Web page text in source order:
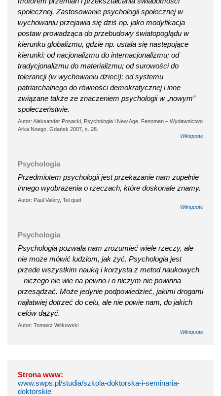
społecznej. Zastosowanie psychologii społecznej w
wychowaniu przejawia się dziś np. jako modyfikacja
postaw prowadząca do przebudowy światopoglądu w
kierunku globalizmu, gdzie np. ustala się następujące
kierunki: od nacjonalizmu do internacjonalizmu; od
tradycjonalizmu do materializmu; od surowości do
tolerancji (w wychowaniu dzieci); od systemu
patriarchalnego do równości demokratycznej i inne
związane także ze znaczeniem psychologii w „nowym”
społeczeństwie.
Autor: Aleksander Posacki, Psychologia i New Age, Fenomen – Wydawnictwo
Arka Noego, Gdańsk 2007, s. 28.
Wikiquote
Psychologia
Przedmiotem psychologii jest przekazanie nam zupełnie
innego wyobrażenia o rzeczach, które doskonale znamy.
Autor: Paul Valéry, Tel quel
Wikiquote
Psychologia
Psychologia pozwala nam zrozumieć wiele rzeczy, ale
nie może mówić ludziom, jak żyć. Psychologia jest
przede wszystkim nauką i korzysta z metod naukowych
– niczego nie wie na pewno i o niczym nie powinna
przesądzać. Może jedynie podpowiedzieć, jakimi drogami
najłatwiej dotrzeć do celu, ale nie powie nam, do jakich
celów dążyć.
Autor: Tomasz Witkowski
Wikiquote
Strona www:
www.swps.pl/studia/szkola-doktorska-i-seminaria-
doktorskie